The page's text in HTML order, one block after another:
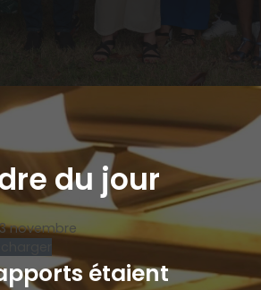
du jour
novembre
étaient